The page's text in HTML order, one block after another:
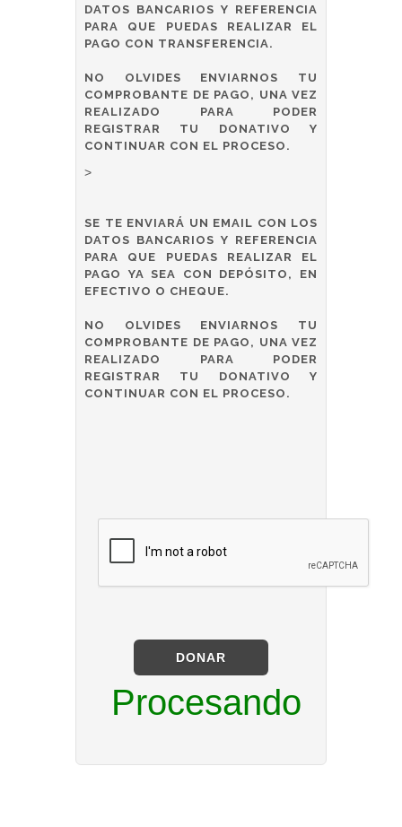
DATOS BANCARIOS Y REFERENCIA
PARA QUE PUEDAS REALIZAR EL
PAGO CON TRANSFERENCIA.
NO OLVIDES ENVIARNOS TU
COMPROBANTE DE PAGO, UNA VEZ
REALIZADO PARA PODER
REGISTRAR TU DONATIVO Y
CONTINUAR CON EL PROCESO.
>
SE TE ENVIARÁ UN EMAIL CON LOS
DATOS BANCARIOS Y REFERENCIA
PARA QUE PUEDAS REALIZAR EL
PAGO YA SEA CON DEPÓSITO, EN
EFECTIVO O CHEQUE.
NO OLVIDES ENVIARNOS TU
COMPROBANTE DE PAGO, UNA VEZ
REALIZADO PARA PODER
REGISTRAR TU DONATIVO Y
CONTINUAR CON EL PROCESO.
DONAR
Procesando